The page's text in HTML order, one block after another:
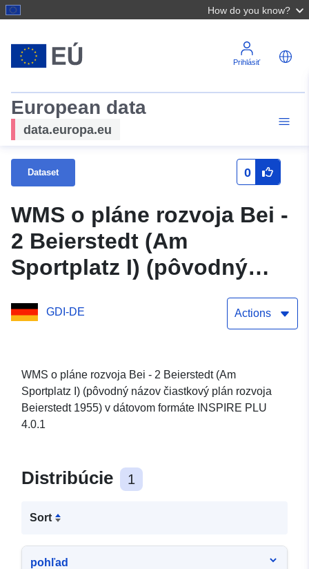
How do you know?
Prihlásiť
European data
data.europa.eu
Dataset 0
WMS o pláne rozvoja Bei -
2 Beierstedt (Am
Sportplatz I) (pôvodný
názov čiastkový plán
rozvoja Beierstedt 1955)
GDI-DE Actions
WMS o pláne rozvoja Bei - 2 Beierstedt (Am
Sportplatz I) (pôvodný názov čiastkový plán rozvoja
Beierstedt 1955) v dátovom formáte INSPIRE PLU
4.0.1
Distribúcie 1
Sort
pohľad